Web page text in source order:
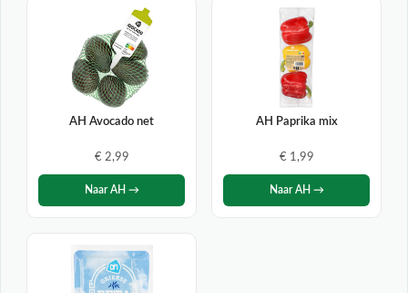
AH Avocado net
€ 2,99
Naar AH →
AH Paprika mix
€ 1,99
Naar AH →